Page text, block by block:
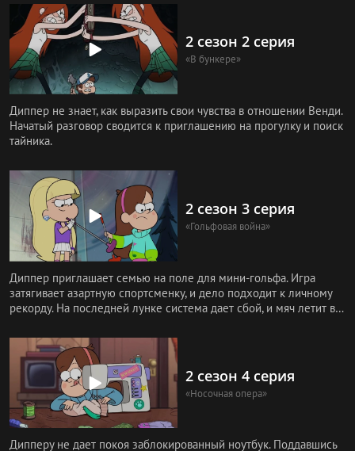
2 сезон 2 серия
«В бункере»
Диппер не знает, как выразить свои чувства в отношении Венди.
Начатый разговор сводится к приглашению на прогулку и поиск
тайника.
2 сезон 3 серия
«Гольфовая война»
Диппер приглашает семью на поле для мини-гольфа. Игра
затягивает азартную спортсменку, и дело подходит к личному
рекорду. На последней лунке система дает сбой, и мяч летит в
2 сезон 4 серия
«Носочная опера»
Дипперу не дает покоя заблокированный ноутбук. Поддавшись